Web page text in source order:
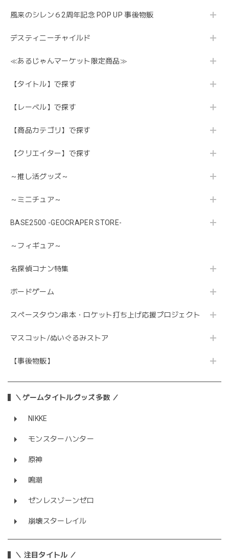
風来のシレン６2周年記念 POP UP 事後物販
デスティニーチャイルド
≪あるじゃんマーケット限定商品≫
【タイトル】で探す
【レーベル】で探す
【商品カテゴリ】で探す
【クリエイター】で探す
～推し活グッズ～
～ミニチュア～
BASE2500 -GEOCRAPER STORE-
～フィギュア～
名探偵コナン特集
ボードゲーム
スペースタウン串本・ロケット打ち上げ応援プロジェクト
マスコット/ぬいぐるみストア
【事後物販】
＼ゲームタイトルグッズ多数 ／
NIKKE
モンスターハンター
原神
鳴潮
ゼンレスゾーンゼロ
崩壊スターレイル
＼ 注目タイトル ／